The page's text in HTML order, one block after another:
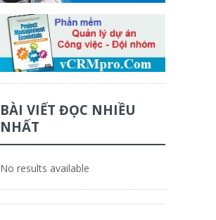
BÀI VIẾT ĐỌC NHIỀU
NHẤT
No results available